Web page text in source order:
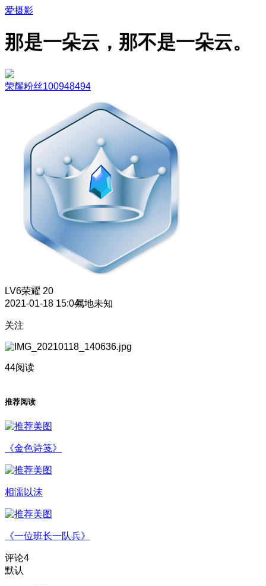
爱摄影
那是一朵云，那不是一朵云。
荣耀粉丝100948494
LV6荣耀 20
2021-01-18 15:04属地未知
关注
44阅读
推荐阅读
《金色诗笺》
相濡以沫
《一位班长一队兵》
评论4
默认